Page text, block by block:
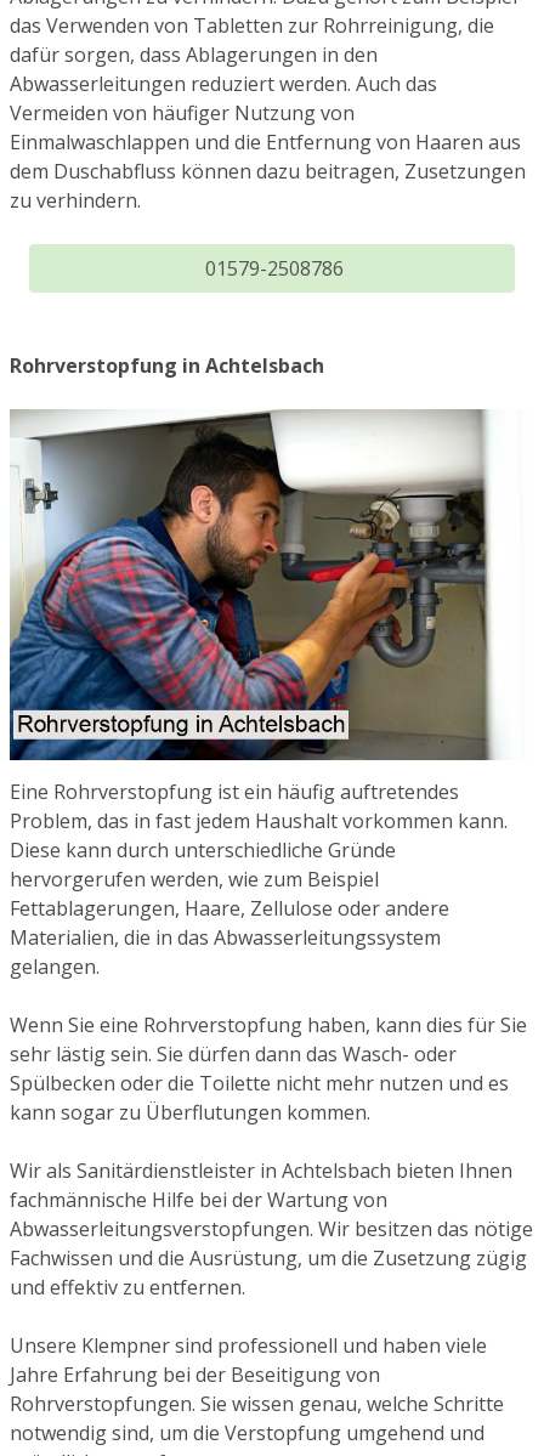
das Verwenden von Tabletten zur Rohrreinigung, die
dafür sorgen, dass Ablagerungen in den
Abwasserleitungen reduziert werden. Auch das
Vermeiden von häufiger Nutzung von
Einmalwaschlappen und die Entfernung von Haaren aus
dem Duschabfluss können dazu beitragen, Zusetzungen
zu verhindern.
01579-2508786
Rohrverstopfung in Achtelsbach
Eine Rohrverstopfung ist ein häufig auftretendes
Problem, das in fast jedem Haushalt vorkommen kann.
Diese kann durch unterschiedliche Gründe
hervorgerufen werden, wie zum Beispiel
Fettablagerungen, Haare, Zellulose oder andere
Materialien, die in das Abwasserleitungssystem
gelangen.
Wenn Sie eine Rohrverstopfung haben, kann dies für Sie
sehr lästig sein. Sie dürfen dann das Wasch- oder
Spülbecken oder die Toilette nicht mehr nutzen und es
kann sogar zu Überflutungen kommen.
Wir als Sanitärdienstleister in Achtelsbach bieten Ihnen
fachmännische Hilfe bei der Wartung von
Abwasserleitungsverstopfungen. Wir besitzen das nötige
Fachwissen und die Ausrüstung, um die Zusetzung zügig
und effektiv zu entfernen.
Unsere Klempner sind professionell und haben viele
Jahre Erfahrung bei der Beseitigung von
Rohrverstopfungen. Sie wissen genau, welche Schritte
notwendig sind, um die Verstopfung umgehend und